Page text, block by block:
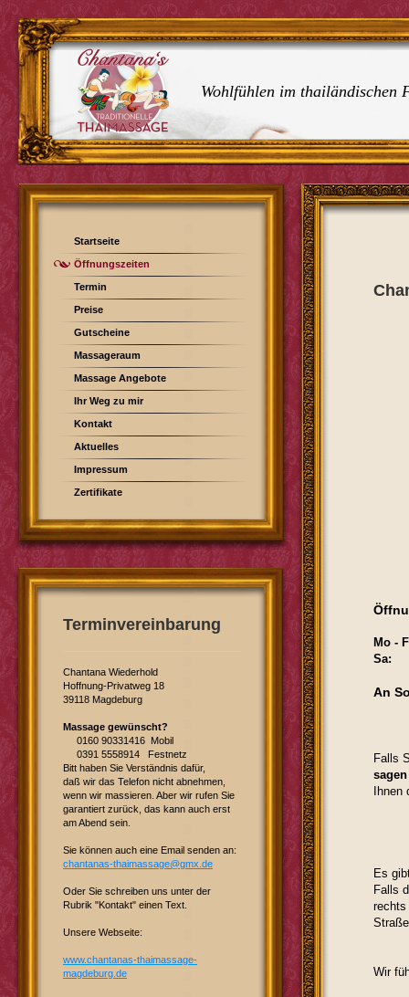
Wohlfühlen im thailändischen
Mo -
Sa: :
An
Falls
sagen
Es
Falls
rechts
Wir
Startseite
Öffnungszeiten
Termin
Preise
Gutscheine
Massageraum
Massage Angebote
Ihr Weg zu mir
Kontakt
Aktuelles
Impressum
Zertifikate
Terminvereinbarung
Chantana Wiederhold
Hoffnung-Privatweg 18
39118 Magdeburg
Massage gewünscht?
0160 90331416 Mobil
0391 5558914 Festnetz
Bitt haben Sie Verständnis dafür,
daß wir das Telefon nicht abnehmen,
wenn wir massieren. Aber wir rufen Sie
garantiert zurück, das kann auch erst
am Abend sein.
Sie können auch eine Email senden an:
chantanas-thaimassage@gmx.de
Oder Sie schreiben uns unter der
Rubrik "Kontakt" einen Text.
Unsere Webseite:
www.chantanas-thaimassage-
magdeburg.de